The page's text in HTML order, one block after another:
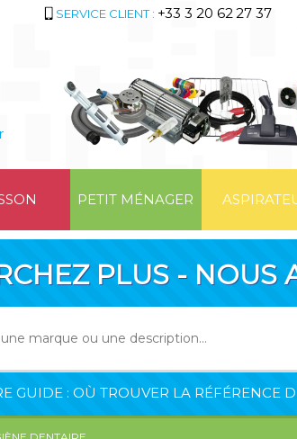
SERVICE CLIENT : +33 3 20 62 27 37
PETIT MÉNAGER
PLUS - NOUS
GUIDE : OÙ TROUVER LA RÉFÉRENCE